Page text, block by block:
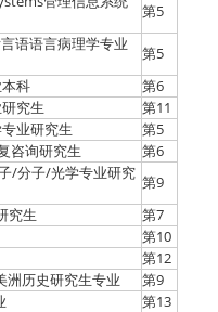
第5
语语言病理学专业
第5
科
第6
究生
第11
业研究生
第5
咨询研究生
第6
/分子/光学专业研究 第9
究生
第7
第10
第12
历史研究生专业
第9
第13